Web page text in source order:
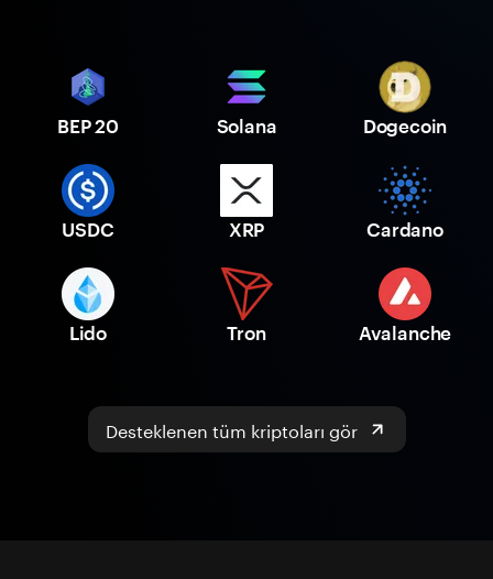
BEP 20 Solana Dogecoin
USDC XRP Cardano
Lido Tron Avalanche
Desteklenen tüm kriptoları gör